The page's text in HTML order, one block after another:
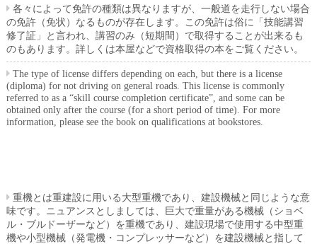
各々によって免許の種類は異なりますが、一般道を走行しない場合
の免許（免状）なるものが存在します。この免許は俗に「技能講習
修了証」と言われ、講習のみ（短期間）で取得することが出来るも
のもあります。詳しくは本屋などで資格取得の本をご覧ください。
The type of license differs depending on each, but there is a license
(diploma) for not driving on general roads. This license is commonly
referred to as a “skill course completion certificate”, and some can be
obtained only after the course (for a short period of time). For more
information, please see the book on qualifications at bookstores.
重機とは重建設に用いる大型重機であり、建設機械と同じような意
味です。ニュアンスとしましては、巨大で重量がある機械（ショベ
ル・ブルドーザーなど）を重機であり、建設現場で使用する中型重
機や小型機械（発電機・コンプレッサーなど）を建設機械と指して